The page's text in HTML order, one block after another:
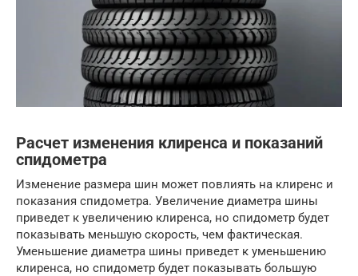
Расчет изменения клиренса и показаний
спидометра
Изменение размера шин может повлиять на клиренс и
показания спидометра. Увеличение диаметра шины
приведет к увеличению клиренса, но спидометр будет
показывать меньшую скорость, чем фактическая.
Уменьшение диаметра шины приведет к уменьшению
клиренса, но спидометр будет показывать большую